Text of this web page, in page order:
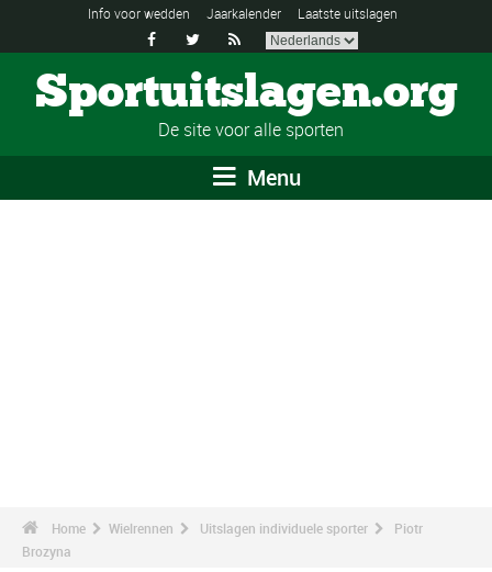
Info voor wedden Jaarkalender Laatste uitslagen
  
Sportuitslagen.org
De site voor alle sporten
Menu
Home Wielrennen Uitslagen individuele sporter
Piotr
Brozyna